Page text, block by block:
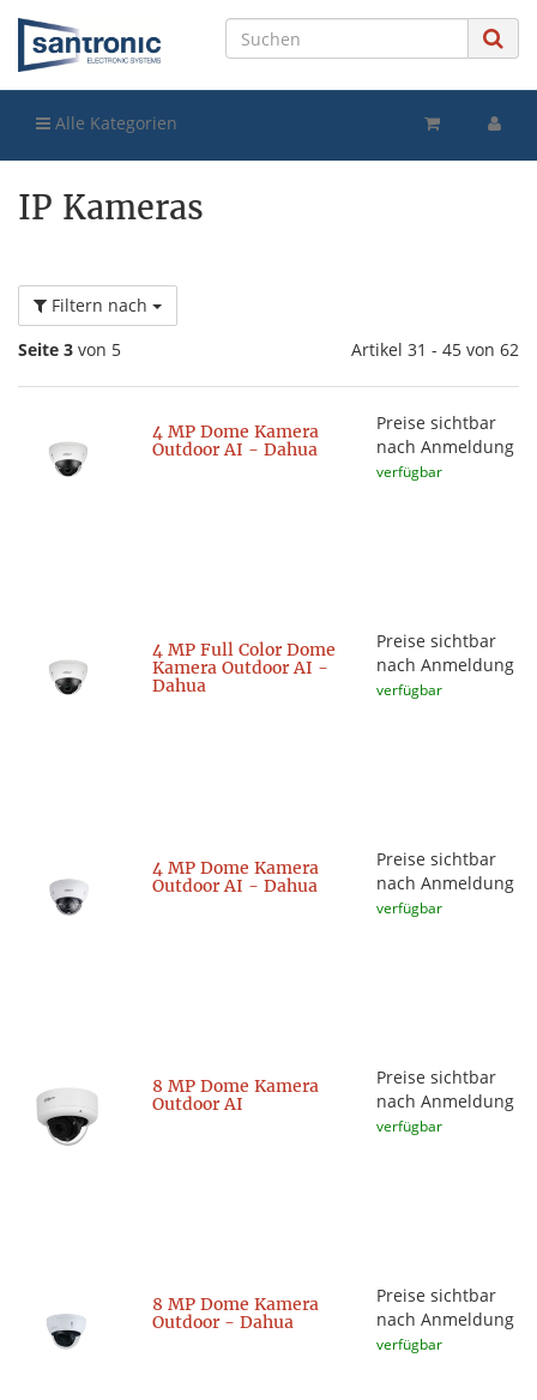
Alle Kategorien
IP Kameras
Filtern nach
Seite 3 von 5 Artikel 31 - 45 von 62
4 MP Dome Kamera
Outdoor AI - Dahua
Preise sichtbar
nach Anmeldung
verfügbar
4 MP Full Color Dome
Kamera Outdoor AI -
Dahua
Preise sichtbar
nach Anmeldung
verfügbar
4 MP Dome Kamera
Outdoor AI - Dahua
Preise sichtbar
nach Anmeldung
verfügbar
8 MP Dome Kamera
Outdoor AI
Preise sichtbar
nach Anmeldung
verfügbar
8 MP Dome Kamera
Outdoor - Dahua
Preise sichtbar
nach Anmeldung
verfügbar